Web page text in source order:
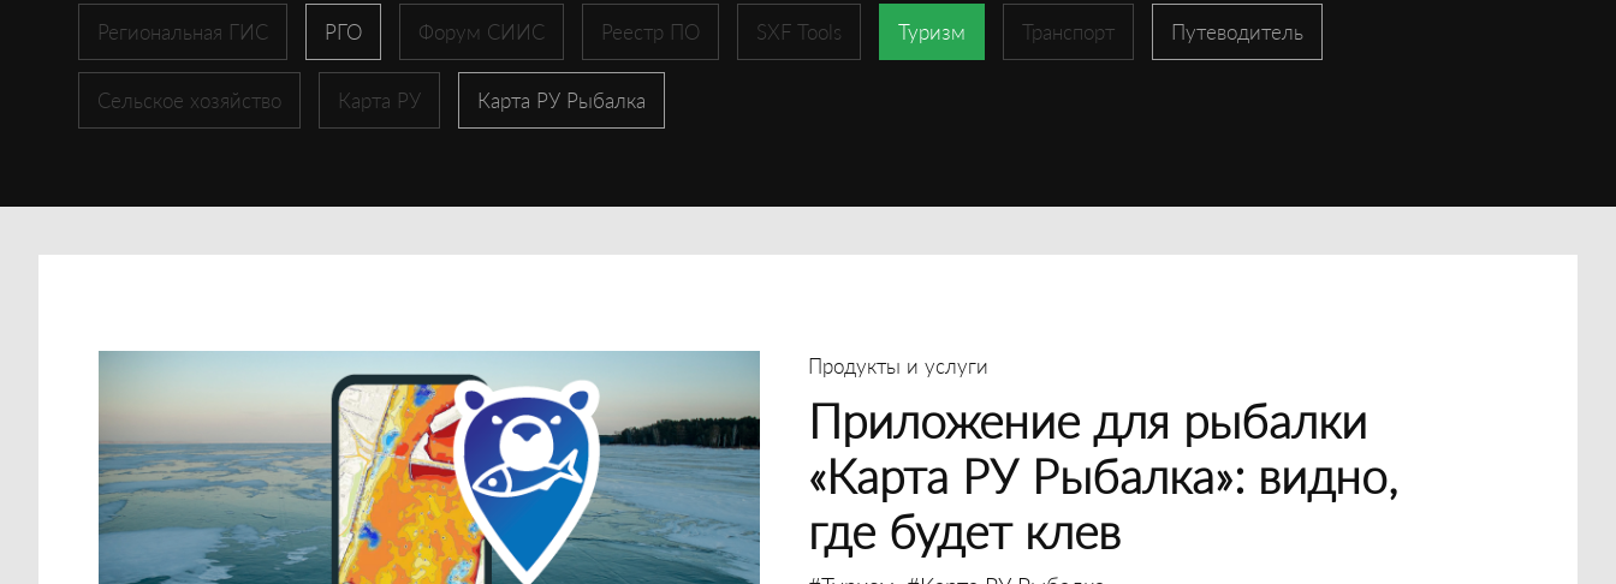
Региональная ГИС РГО Форум СИИС Реестр ПО SXF Tools Туризм Транспорт Путеводитель
Сельское хозяйство Карта РУ Карта РУ Рыбалка
Продукты и услуги
Приложение для рыбалки
«Карта РУ Рыбалка»: видно,
где будет клев